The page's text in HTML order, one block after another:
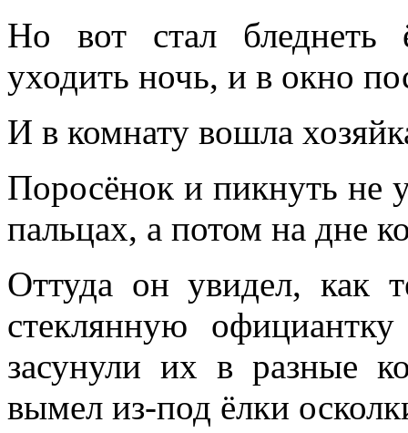
Но вот стал бледнеть
уходить ночь, и в окно
И в комнату вошла
Поросёнок и пикнуть не
пальцах, а потом на дне
Оттуда он увидел, как
стеклянную
засунули их в разные
вымел из-под ёлки